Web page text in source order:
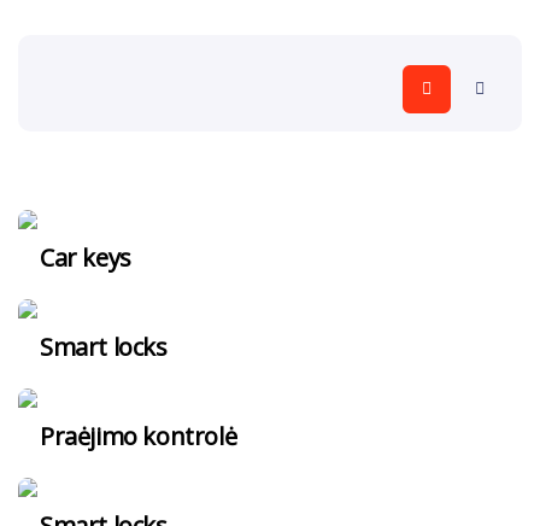
Car keys
Smart locks
Praėjimo kontrolė